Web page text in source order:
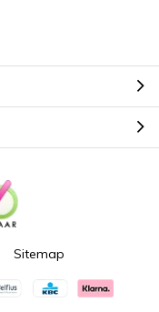
Sitemap